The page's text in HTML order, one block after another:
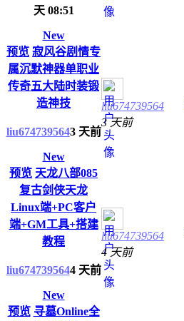
天 08:51
New
预览 寂风谷剧情专
属沉默神器单职业
传奇五大陆时装锻
造神技
liu6747395643 天前
New
liu674739564
3 天前
预览 天龙八部085
复古剑侠天龙
Linux端+PC客户
端+GM工具+搭建
教程
liu6747395644 天前
New
liu674739564
4 天前
预览 寻墓Online全